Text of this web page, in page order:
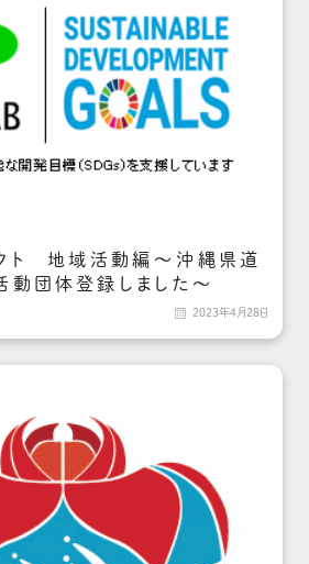
ト 地域活動編～沖縄県道
動団体登録しました～
 2023年4月28日